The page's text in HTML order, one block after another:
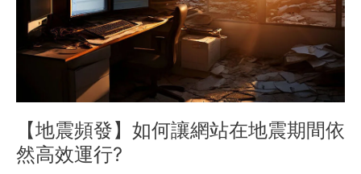
【地震頻發】如何讓網站在地震期間依
然高效運行?
在
期
然